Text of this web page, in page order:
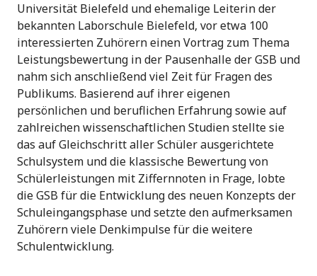
Universität Bielefeld und ehemalige Leiterin der
bekannten Laborschule Bielefeld, vor etwa 100
interessierten Zuhörern einen Vortrag zum Thema
Leistungsbewertung in der Pausenhalle der GSB und
nahm sich anschließend viel Zeit für Fragen des
Publikums. Basierend auf ihrer eigenen
persönlichen und beruflichen Erfahrung sowie auf
zahlreichen wissenschaftlichen Studien stellte sie
das auf Gleichschritt aller Schüler ausgerichtete
Schulsystem und die klassische Bewertung von
Schülerleistungen mit Ziffernnoten in Frage, lobte
die GSB für die Entwicklung des neuen Konzepts der
Schuleingangsphase und setzte den aufmerksamen
Zuhörern viele Denkimpulse für die weitere
Schulentwicklung.